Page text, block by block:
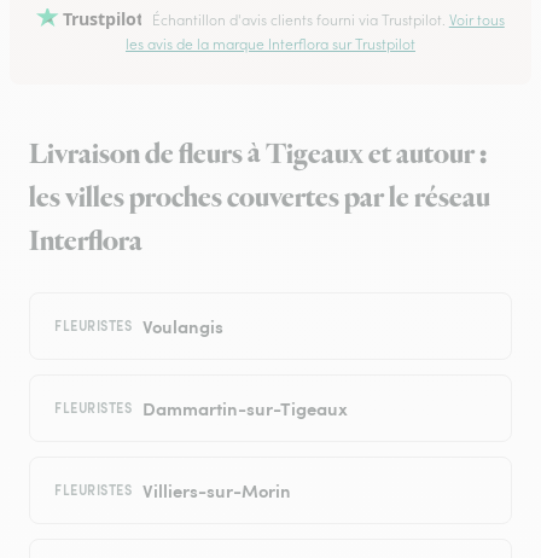
Trustpilot Échantillon d'avis clients fourni via Trustpilot. Voir tous
les avis de la marque Interflora sur Trustpilot
Livraison de fleurs à Tigeaux et autour :
les villes proches couvertes par le réseau
Interflora
FLEURISTES Voulangis
FLEURISTES Dammartin-sur-Tigeaux
FLEURISTES Villiers-sur-Morin